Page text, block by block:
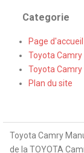
Categorie
Page d'accueil
Toyota
Toyota
Plan du site
Toyota Camry
de la TOYOTA